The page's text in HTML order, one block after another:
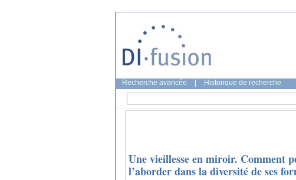
Recherche avancée Historique de recherche
Une vieillesse en miroir. Comment
l’aborder dans la diversité de ses